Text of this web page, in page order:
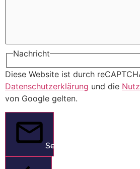
Nachricht
Diese Website ist durch
Datenschutzerklärung und die
von Google gelten.
Senden